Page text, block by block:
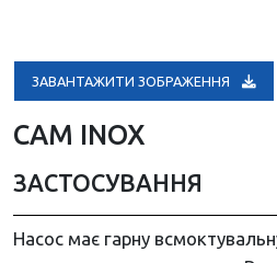
ЗАВАНТАЖИТИ ЗОБРАЖЕННЯ
CAM INOX
ЗАСТОСУВАННЯ
Насос має гарну